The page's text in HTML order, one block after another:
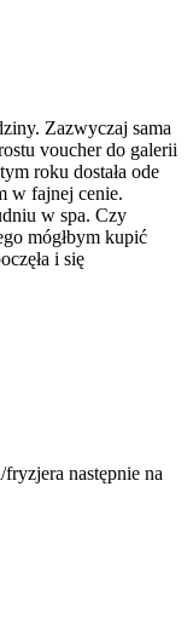
Zazwyczaj sama
voucher do galerii
roku dostała ode
w fajnej cenie.
w spa. Czy
mógłbym kupić
i się
następnie na